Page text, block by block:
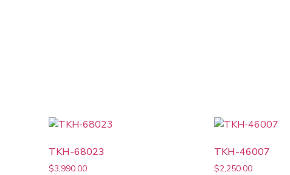
TKH-68023
$3,990.00
TKH-46007
$2,250.00